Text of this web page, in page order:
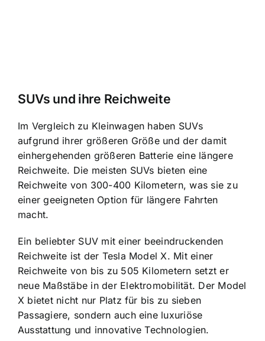
SUVs und ihre Reichweite
Im Vergleich zu Kleinwagen haben SUVs
aufgrund ihrer größeren Größe und der damit
einhergehenden größeren Batterie eine längere
Reichweite. Die meisten SUVs bieten eine
Reichweite von 300-400 Kilometern, was sie zu
einer geeigneten Option für längere Fahrten
macht.
Ein beliebter SUV mit einer beeindruckenden
Reichweite ist der Tesla Model X. Mit einer
Reichweite von bis zu 505 Kilometern setzt er
neue Maßstäbe in der Elektromobilität. Der Model
X bietet nicht nur Platz für bis zu sieben
Passagiere, sondern auch eine luxuriöse
Ausstattung und innovative Technologien.